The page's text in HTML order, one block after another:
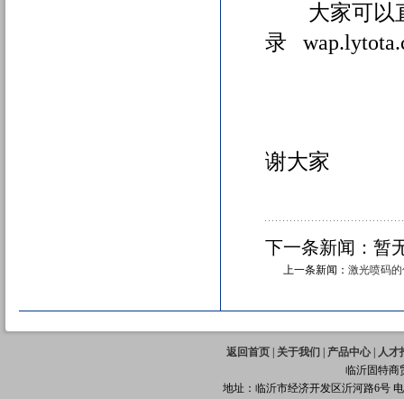
大家可以直
录
谢大家
下一条新闻：暂
上一条新闻： 激光喷码
返回首页 关于我们 产品中心
人才
临沂固特商
地址：临沂市经济开发区沂河路6号